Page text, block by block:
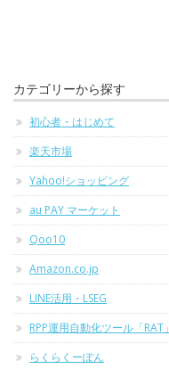
カテゴリーから探す
初心者・はじめて
楽天市場
Yahoo!ショッピング
au PAY マーケット
Qoo10
Amazon.co.jp
LINE活用・LSEG
RPP運用自動化ツール「RAT」
らくらくーぽん